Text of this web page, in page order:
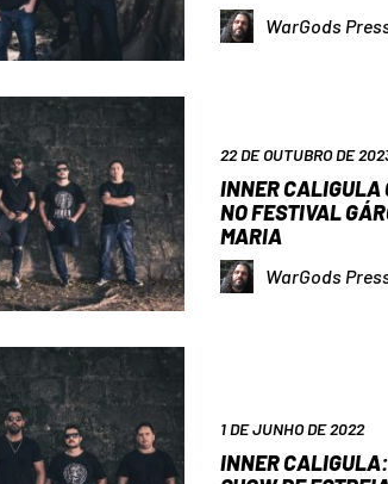
WarGods
22 DE OUTUBRO DE
INNER CALIGULA
NO FESTIVAL
MARIA
WarGods
1 DE JUNHO DE 2022
INNER